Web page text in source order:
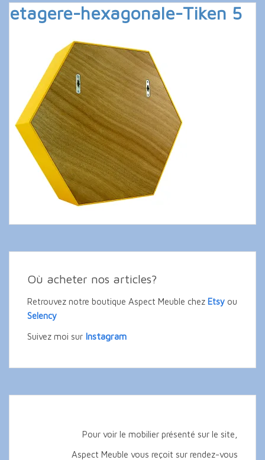
etagere-hexagonale-Tiken 5
Où acheter nos articles?
Retrouvez notre boutique Aspect Meuble chez Etsy ou
Selency
Suivez moi sur Instagram
Pour voir le mobilier présenté sur le site,
Aspect Meuble vous reçoit sur rendez-vous